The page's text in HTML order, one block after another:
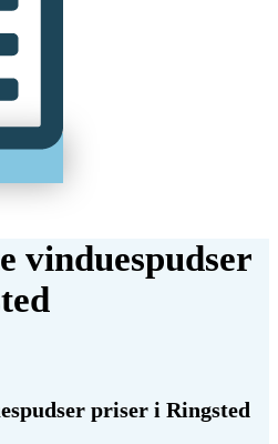
vinduespudser
priser i Ringsted